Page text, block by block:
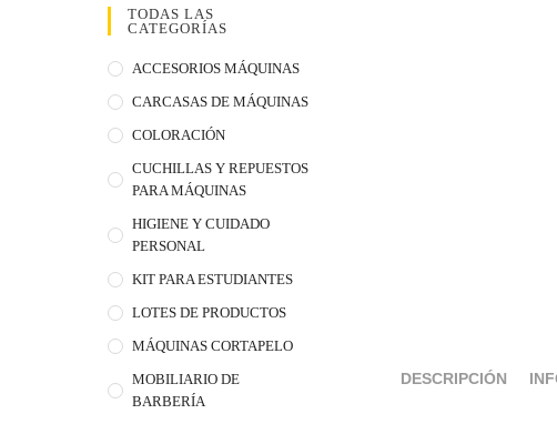
TODAS LAS
CATEGORÍAS
ACCESORIOS MÁQUINAS
CARCASAS DE MÁQUINAS
COLORACIÓN
CUCHILLAS Y REPUESTOS
PARA MÁQUINAS
HIGIENE Y CUIDADO
PERSONAL
KIT PARA ESTUDIANTES
LOTES DE PRODUCTOS
MÁQUINAS CORTAPELO
MOBILIARIO DE
BARBERÍA
DESCRIPCIÓN